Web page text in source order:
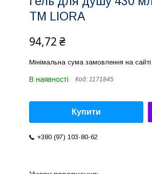
ТМ LIORA
94,72 ₴
Мінімальна сума замовлення на
В наявності Код: 1171845
Купити
+380 (97) 103-80-62